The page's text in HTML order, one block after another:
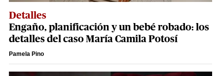
Detalles
Engaño, planificación y un bebé robado: los
detalles del caso María Camila Potosí
Pamela Pino